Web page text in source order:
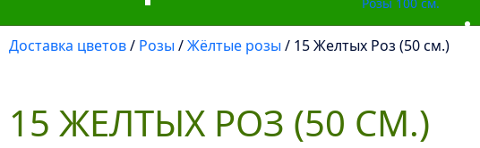
Доставка цветов/ Розы /Жёлтые розы / 15 Желтых Роз (50 см.)
15 ЖЕЛТЫХ РОЗ (50 СМ.)